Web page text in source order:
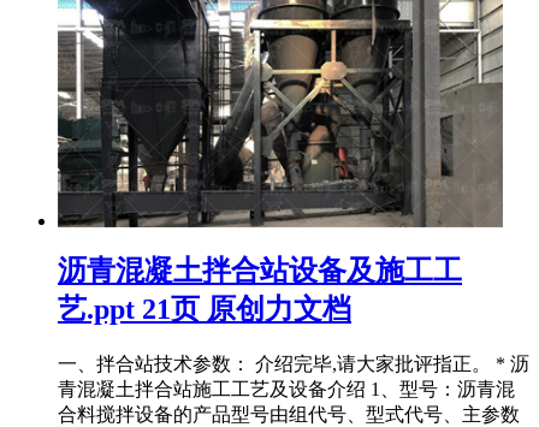
沥青混凝土拌合站设备及施工工
艺.ppt 21页 原创力文档
一、拌合站技术参数： 介绍完毕,请大家批评指正。 * 沥
青混凝土拌合站施工工艺及设备介绍 1、型号：沥青混
合料搅拌设备的产品型号由组代号、型式代号、主参数